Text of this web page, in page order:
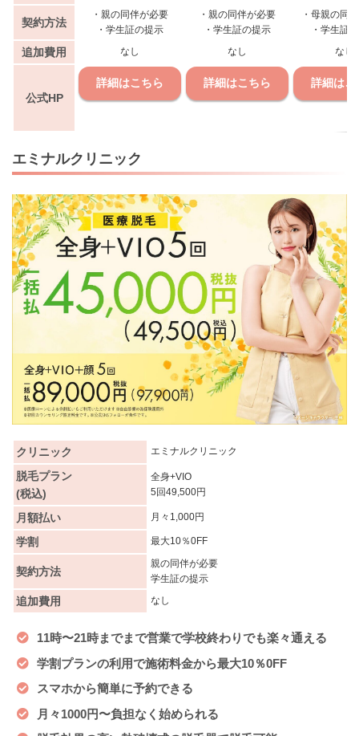
契約方法
・親の同伴が必要
・学生証の提示
・親の同伴が必要
・学生証の提示
・母親の同
・学生証
追加費用 なし なし なし
公式HP
詳細はこちら 詳細はこちら 詳細はこ
エミナルクリニック
クリニック エミナルクリニック
脱毛プラン
(税込)
全身+VIO
5回49,500円
月額払い 月々1,000円
学割 最大10％0FF
契約方法
親の同伴が必要
学生証の提示
追加費用 なし
11時〜21時までまで営業で学校終わりでも楽々通える
学割プランの利用で施術料金から最大10％0FF
スマホから簡単に予約できる
月々1000円〜負担なく始められる